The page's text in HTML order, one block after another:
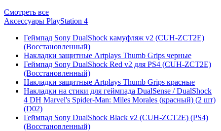
Смотреть все
Аксессуары PlayStation 4
Геймпад Sony DualShock камуфляж v2 (CUH-ZCT2E)
(Восстановленный)
Накладки защитные Artplays Thumb Grips черные
Геймпад Sony DualShock Red v2 для PS4 (CUH-ZCT2E)
(Восстановленный)
Накладки защитные Artplays Thumb Grips красные
Накладки на стики для геймпада DualSense / DualShock
4 DH Marvel's Spider-Man: Miles Morales (красный) (2 шт)
(D02)
Геймпад Sony DualShock Black v2 (CUH-ZCT2E) (PS4)
(Восстановленный)